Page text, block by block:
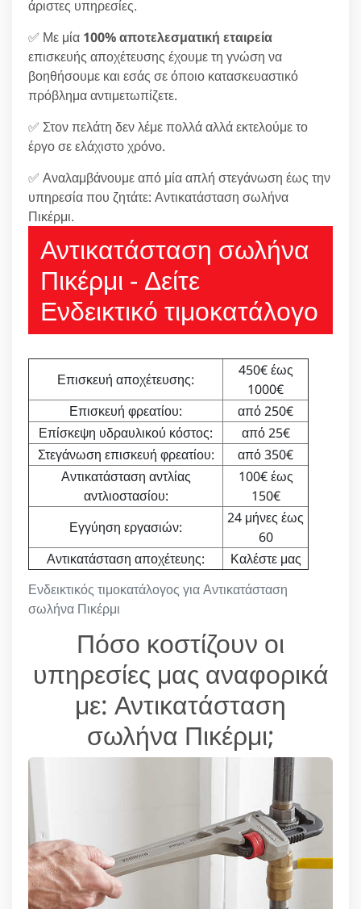
άριστες υπηρεσίες.
✅ Με μία 100% αποτελεσματική εταιρεία
επισκευής αποχέτευσης έχουμε τη γνώση να
βοηθήσουμε και εσάς σε όποιο κατασκευαστικό
πρόβλημα αντιμετωπίζετε.
✅ Στον πελάτη δεν λέμε πολλά αλλά εκτελούμε το
έργο σε ελάχιστο χρόνο.
✅ Αναλαμβάνουμε από μία απλή στεγάνωση έως την
υπηρεσία που ζητάτε: Αντικατάσταση σωλήνα
Πικέρμι.
Αντικατάσταση σωλήνα
Πικέρμι - Δείτε
Ενδεικτικό τιμοκατάλογο
Ενδεικτικός τιμοκατάλογος για Αντικατάσταση
σωλήνα Πικέρμι
Επισκευή αποχέτευσης:
450€ έως
1000€
Επισκευή φρεατίου:
από 250€
Επίσκεψη υδραυλικού κόστος:
από 25€
Στεγάνωση επισκευή φρεατίου:
από 350€
Αντικατάσταση αντλίας
αντλιοστασίου:
100€ έως
150€
Εγγύηση εργασιών:
24 μήνες έως
60
Αντικατάσταση αποχέτευης:
Καλέστε μας
Πόσο κοστίζουν οι
υπηρεσίες μας αναφορικά
με: Αντικατάσταση
σωλήνα Πικέρμι;